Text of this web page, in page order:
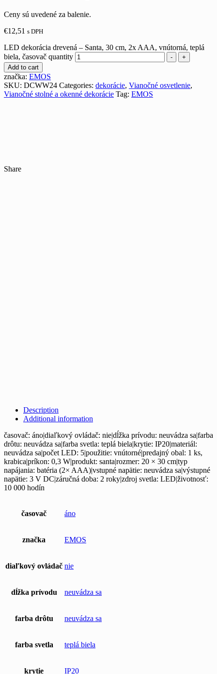
Ceny sú uvedené za balenie.
€12,51 s DPH
LED dekorácia drevená – Santa, 30 cm, 2x AAA, vnútorná, teplá
biela, časovač quantity
-
+
Add to cart
značka: EMOS
SKU: DCWW24 Categories: dekorácie, Vianočné osvetlenie,
Vianočné stolné a okenné dekorácie Tag: EMOS
Share
Description
Additional information
časovač: áno|diaľkový ovládač: nie|dĺžka prívodu: neuvádza sa|farba
drôtu: neuvádza sa|farba svetla: teplá biela|krytie: IP20|materiál:
neuvádza sa|počet LED: 5|použitie: vnútorné|predajný obal: 1 ks,
krabica|príkon: 0,3 W|produkt: santa|rozmer: 20 × 30 cm|typ
napájania: batéria (2× AAA)|vstupné napätie: neuvádza sa|výstupné
napätie: 3 V DC|záručná doba: 2 roky|zdroj svetla: LED|životnosť:
10 000 hodín
časovač áno
značka EMOS
diaľkový ovládač nie
dĺžka prívodu neuvádza sa
farba drôtu neuvádza sa
farba svetla teplá biela
krytie IP20